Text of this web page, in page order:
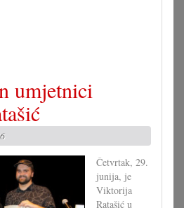
umjetnici
Četvrtak, 29.
junija, je
Viktorija
Ratašić u